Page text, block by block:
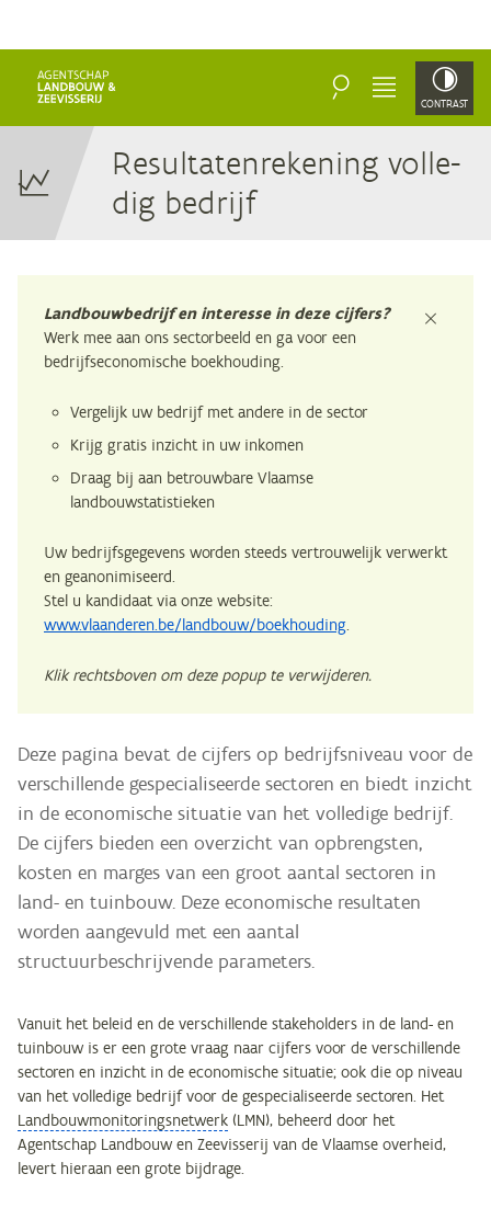
ZOEKEN MENU CONTRAST
Re­sul­ta­ten­re­ke­ning vol­le­
dig bedrijf
sluiten
Landbouwbedrijf en interesse in deze cijfers?
Werk mee aan ons sectorbeeld en ga voor een
bedrijfseconomische boekhouding.
Vergelijk uw bedrijf met andere in de sector
Krijg gratis inzicht in uw inkomen
Draag bij aan betrouwbare Vlaamse
landbouwstatistieken
Uw bedrijfsgegevens worden steeds vertrouwelijk verwerkt
en geanonimiseerd.
Stel u kandidaat via onze website:
www.vlaanderen.be/landbouw/boekhouding.
Klik rechtsboven om deze popup te verwijderen.
Deze pagina bevat de cijfers op bedrijfsniveau voor de
verschillende gespecialiseerde sectoren en biedt inzicht
in de economische situatie van het volledige bedrijf.
De cijfers bieden een overzicht van opbrengsten,
kosten en marges van een groot aantal sectoren in
land- en tuinbouw. Deze economische resultaten
worden aangevuld met een aantal
structuurbeschrijvende parameters.
Vanuit het beleid en de verschillende stakeholders in de land- en
tuinbouw is er een grote vraag naar cijfers voor de verschillende
sectoren en inzicht in de economische situatie; ook die op niveau
van het volledige bedrijf voor de gespecialiseerde sectoren. Het
Landbouwmonitoringsnetwerk (LMN), beheerd door het
Agentschap Landbouw en Zeevisserij van de Vlaamse overheid,
levert hieraan een grote bijdrage.